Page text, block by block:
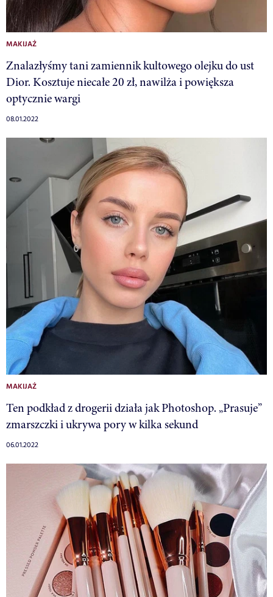
MAKIJAŻ
Znalazłyśmy tani zamiennik kultowego olejku do ust
Dior. Kosztuje niecałe 20 zł, nawilża i powiększa
optycznie wargi
08.01.2022
MAKIJAŻ
Ten podkład z drogerii działa jak Photoshop. „Prasuje”
zmarszczki i ukrywa pory w kilka sekund
06.01.2022